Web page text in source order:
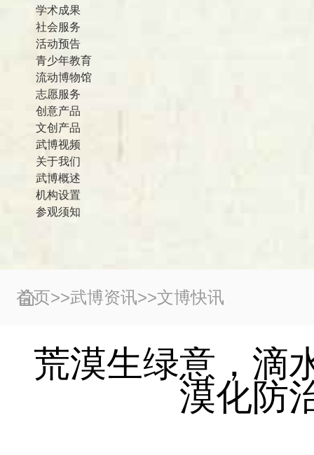
学术成果
社会服务
活动预告
青少年教育
流动博物馆
志愿服务
创意产品
文创产品
武博视频
关于我们
武博概述
机构设置
参观须知
首页>>武博资讯>>文博快讯
荒漠生绿意，滴
漠化防